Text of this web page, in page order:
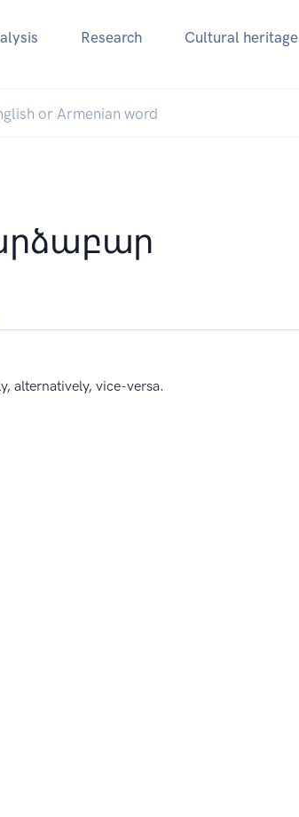
Research Cultural heritage
alternatively, vice-versa.